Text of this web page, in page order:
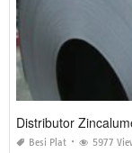
Distributor
Besi Plat 5977